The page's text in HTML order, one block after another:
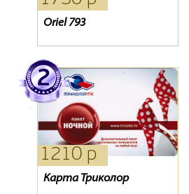
Oriel 793
Ресивер Lans dtr-100
Кронштейн ТВ SP 500
1210 р
Карта Триколор
540 р
Кронштейн Holder 2003
6480 р
Evo-08 IRDETO